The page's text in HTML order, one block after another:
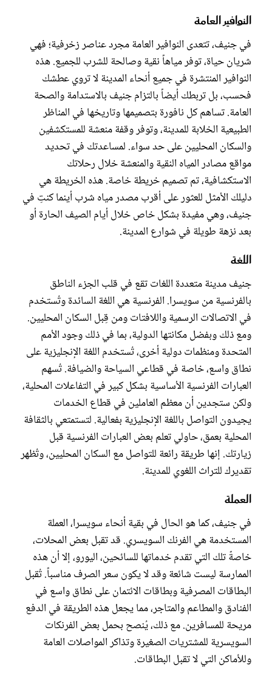
النوافير العامة
في جنيف، تتعدى النوافير العامة مجرد عناصر زخرفية؛ فهي
شريان حياة، توفر مياهاً نقية وصالحة للشرب للجميع. هذه
النوافير المنتشرة في جميع أنحاء المدينة لا تروي عطشك
فحسب، بل تربطك أيضاً بالتزام جنيف بالاستدامة والصحة
العامة. تساهم كل نافورة بتصميمها وتاريخها في المناظر
الطبيعية الخلابة للمدينة، وتوفر وقفة منعشة للمستكشفين
والسكان المحليين على حد سواء. لمساعدتك في تحديد
مواقع مصادر المياه النقية والمنعشة خلال رحلاتك
الاستكشافية، تم تصميم خريطة خاصة. هذه الخريطة هي
دليلك الأمثل للعثور على أقرب مصدر مياه شرب أينما كنتِ في
جنيف، وهي مفيدة بشكل خاص خلال أيام الصيف الحارة أو
بعد نزهة طويلة في شوارع المدينة.
اللغة
جنيف مدينة متعددة اللغات تقع في قلب الجزء الناطق
بالفرنسية من سويسرا. الفرنسية هي اللغة السائدة وتُستخدم
في الاتصالات الرسمية واللافتات ومن قِبل السكان المحليين.
ومع ذلك وبفضل مكانتها الدولية، بما في ذلك وجود الأمم
المتحدة ومنظمات دولية أخرى، تُستخدم اللغة الإنجليزية على
نطاق واسع، خاصة في قطاعي السياحة والضيافة. تُسهم
العبارات الفرنسية الأساسية بشكل كبير في التفاعلات المحلية،
ولكن ستجدين أن معظم العاملين في قطاع الخدمات
يجيدون التواصل باللغة الإنجليزية بفعالية. لتستمتعي بالثقافة
المحلية بعمق، حاولي تعلم بعض العبارات الفرنسية قبل
زيارتك. إنها طريقة رائعة للتواصل مع السكان المحليين، وتُظهر
تقديرك للتراث اللغوي للمدينة.
العملة
في جنيف، كما هو الحال في بقية أنحاء سويسرا، العملة
المستخدمة هي الفرنك السويسري. قد تقبل بعض المحلات،
خاصةً تلك التي تقدم خدماتها للسائحين، اليورو، إلا أن هذه
الممارسة ليست شائعة وقد لا يكون سعر الصرف مناسباً. تُقبل
البطاقات المصرفية وبطاقات الائتمان على نطاق واسع في
الفنادق والمطاعم والمتاجر، مما يجعل هذه الطريقة في الدفع
مريحة للمسافرين. مع ذلك، يُنصح بحمل بعض الفرنكات
السويسرية للمشتريات الصغيرة وتذاكر المواصلات العامة
وللأماكن التي لا تقبل البطاقات.